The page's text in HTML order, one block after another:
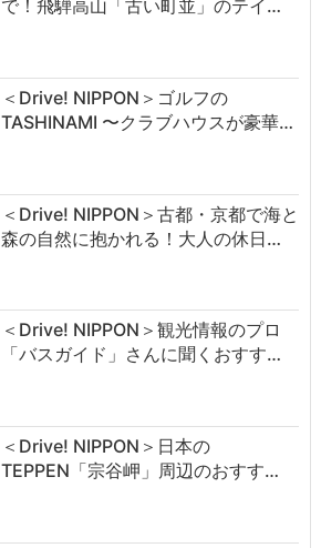
で！飛騨高山「古い町並」のテイ…
＜Drive! NIPPON＞ゴルフの
TASHINAMI 〜クラブハウスが豪華…
＜Drive! NIPPON＞古都・京都で海と
森の自然に抱かれる！大人の休日…
＜Drive! NIPPON＞観光情報のプロ
「バスガイド」さんに聞くおすす…
＜Drive! NIPPON＞日本の
TEPPEN「宗谷岬」周辺のおすす…